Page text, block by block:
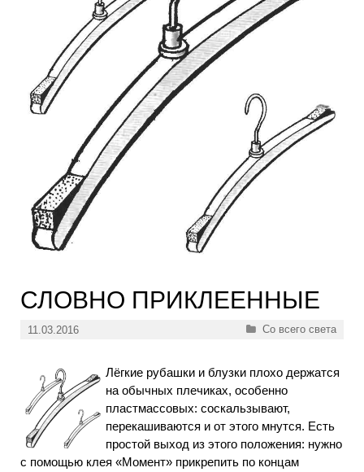
СЛОВНО ПРИКЛЕЕННЫЕ
11.03.2016 Рубрики
Со всего света
Лёгкие рубашки и блузки плохо держатся
на обычных плечиках, особенно
пластмассовых: соскальзывают,
перекашиваются и от этого мнутся. Есть
простой выход из этого положения: нужно
с помощью клея «Момент» прикрепить по концам